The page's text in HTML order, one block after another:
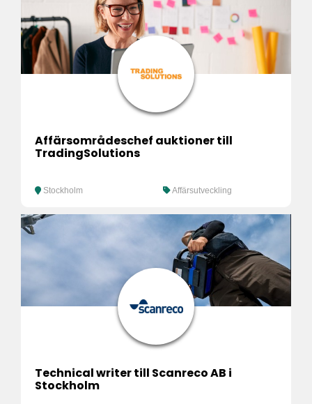
Affärsområdeschef auktioner till
TradingSolutions
Stockholm Affärsutveckling
Technical writer till Scanreco AB i
Stockholm